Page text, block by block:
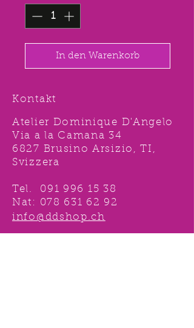
In den Warenkorb
Kontakt
Atelier Dominique D'Angelo
Via a la Camana 34
6827 Brusino Arsizio, TI,
Svizzera
Tel. 091 996 15 38
Nat: 078 631 62 92
info@ddshop.ch